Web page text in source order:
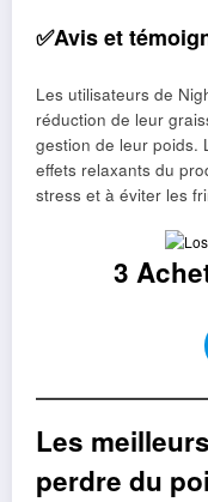
✅Avis et
Les utilisateurs de
réduction de leur
gestion de leur poids.
effets relaxants du
stress et à éviter les
3
Les
perdre du